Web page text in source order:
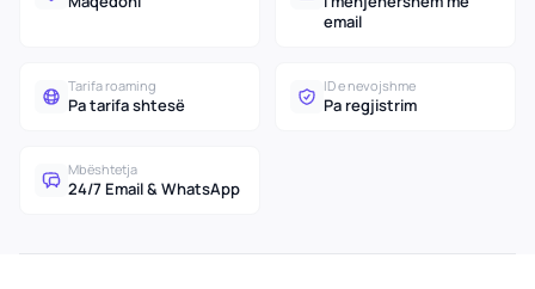
email
Tarifa roaming
Pa tarifa shtesë
ID e nevojshme
Pa regjistrim
Mbështetja
24/7 Email & WhatsApp